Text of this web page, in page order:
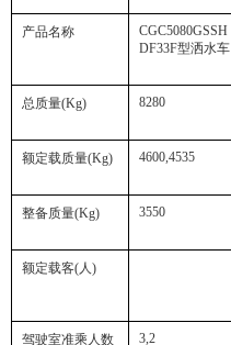
产品名称
CGC5080GSSH
DF33F型洒水车
总质量(Kg) 8280
额定载质量(Kg) 4600,4535
整备质量(Kg) 3550
额定载客(人)
驾驶室准乘人数
3,2